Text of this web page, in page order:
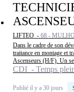
LIFTEO - 68 -
Dans le cadre de son
traitance en montage et
Ascenseurs (H/F). Un
CDI - Temps
Publié il y a 30 jours